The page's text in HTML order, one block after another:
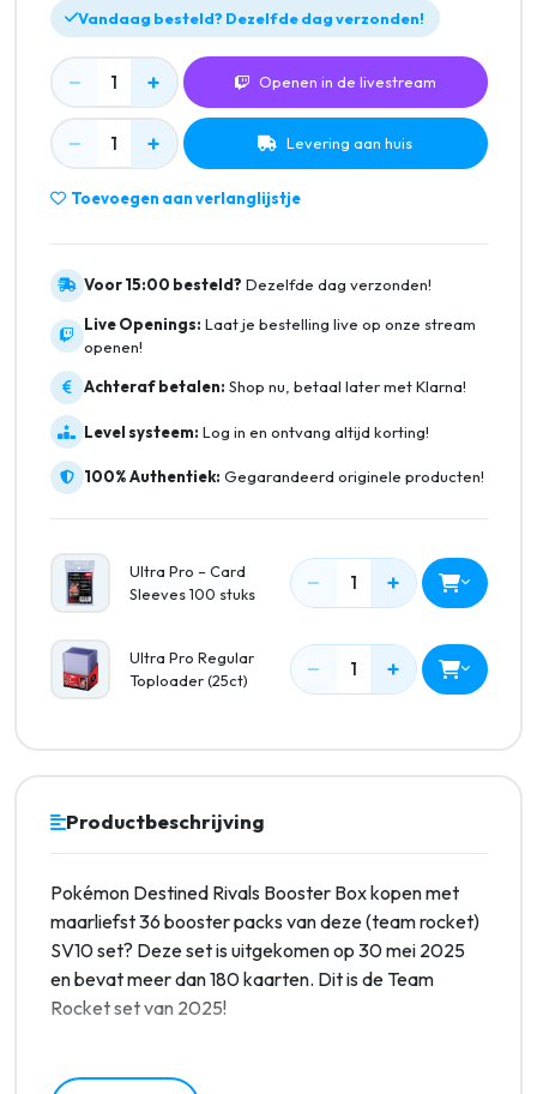
Vandaag besteld? Dezelfde dag verzonden!
− 1 + Openen in de livestream
− 1 + Levering aan huis
Toevoegen aan verlanglijstje
Voor 15:00 besteld? Dezelfde dag verzonden!
Live Openings: Laat je bestelling live op onze stream
openen!
Achteraf betalen: Shop nu, betaal later met Klarna!
Level systeem: Log in en ontvang altijd korting!
100% Authentiek: Gegarandeerd originele producten!
Ultra Pro – Card
Sleeves 100 stuks
− 1 +
Ultra Pro Regular
Toploader (25ct)
− 1 +
Productbeschrijving
Pokémon Destined Rivals Booster Box kopen met
maarliefst 36 booster packs van deze (team rocket)
SV10 set? Deze set is uitgekomen op 30 mei 2025
en bevat meer dan 180 kaarten. Dit is de Team
Rocket set van 2025!